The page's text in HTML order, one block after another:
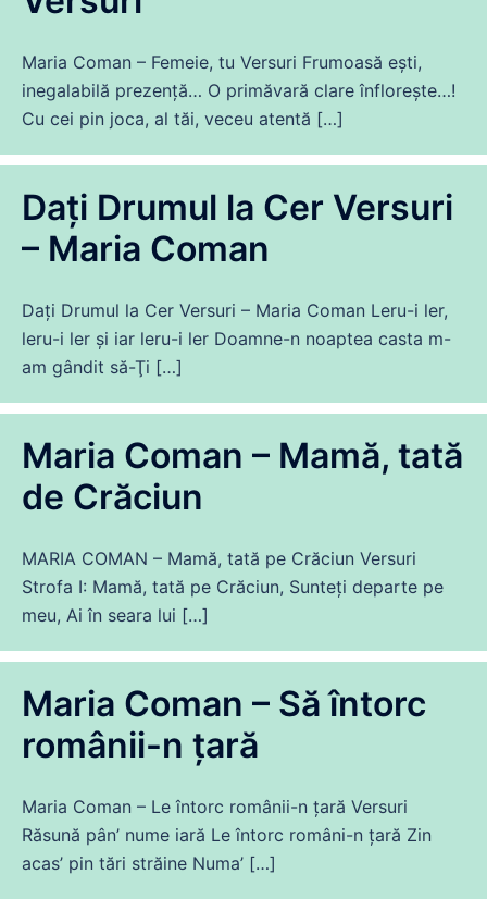
Maria Coman – Femeie, tu Versuri Frumoasă ești,
inegalabilă prezență… O primăvară clare înflorește…!
Cu cei pin joca, al tăi, veceu atentă […]
Dați Drumul la Cer Versuri
– Maria Coman
Dați Drumul la Cer Versuri – Maria Coman Leru-i ler,
leru-i ler și iar leru-i ler Doamne-n noaptea casta m-
am gândit să-Ţi […]
Maria Coman – Mamă, tată
de Crăciun
MARIA COMAN – Mamă, tată pe Crăciun Versuri
Strofa I: Mamă, tată pe Crăciun, Sunteți departe pe
meu, Ai în seara lui […]
Maria Coman – Să întorc
românii-n țară
Maria Coman – Le întorc românii-n țară Versuri
Răsună pân’ nume iară Le întorc români-n țară Zin
acas’ pin tări străine Numa’ […]